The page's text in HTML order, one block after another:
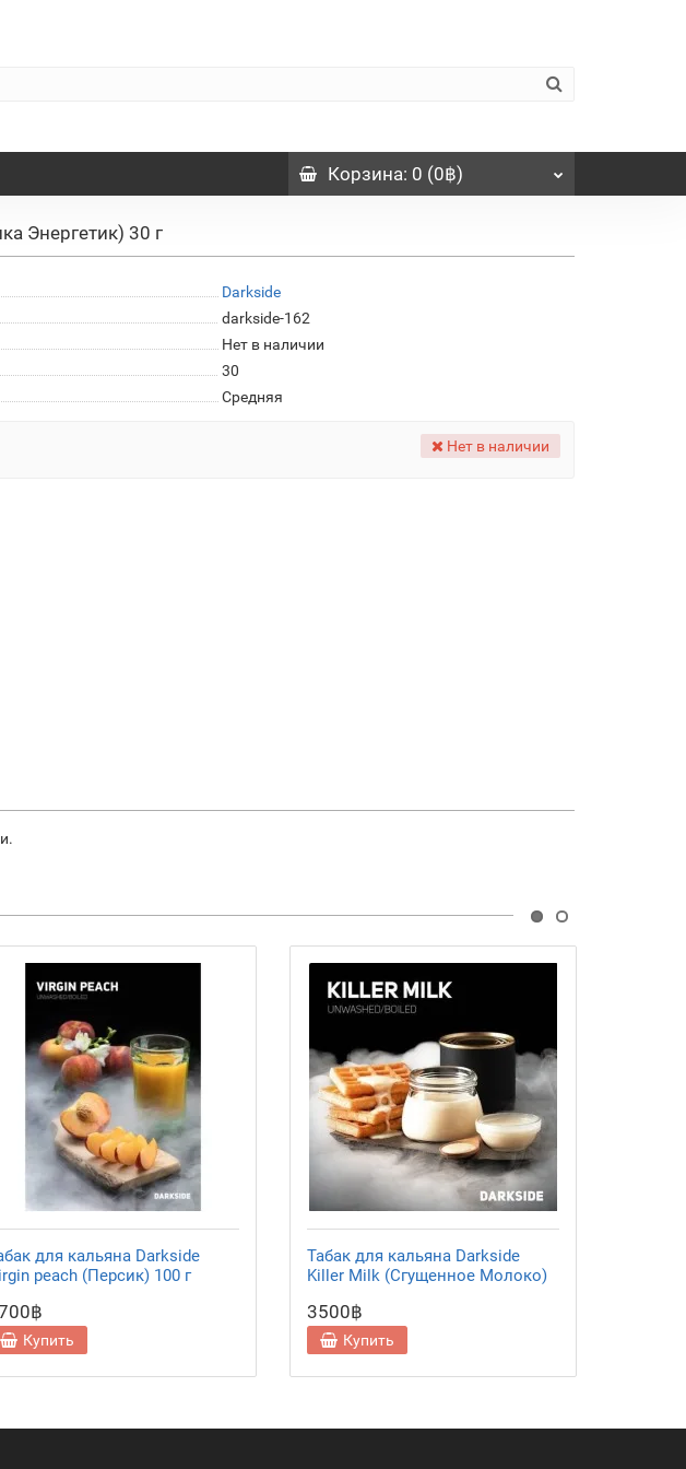
Корзина: 0 (0฿)
Энергетик) 30 г
Darkside
darkside-162
Нет в наличии
30
Средняя
Нет в наличии
для кальяна Darkside
peach (Персик) 100 г
฿
Купить
Табак для кальяна Darkside
Killer Milk (Сгущенное Молоко)
3500฿
Купить